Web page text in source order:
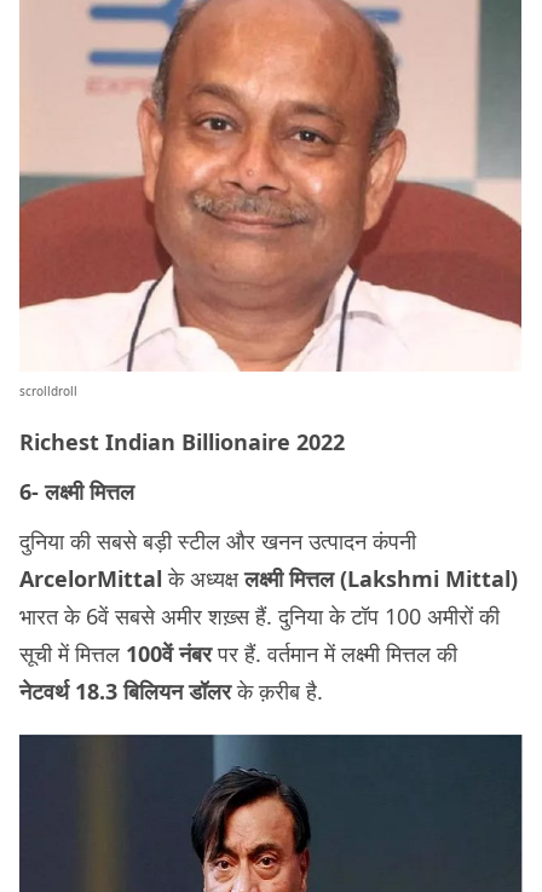
scrolldroll
Richest Indian Billionaire 2022
6- लक्ष्मी मित्तल
दुनिया की सबसे बड़ी स्टील और खनन उत्पादन कंपनी
ArcelorMittalके अध्यक्षलक्ष्मी मित्तल (Lakshmi Mittal)
भारत के 6वें सबसे अमीर शख़्स हैं. दुनिया के टॉप 100 अमीरों की
सूची में मित्तल 100वें नंबरपर हैं. वर्तमान में लक्ष्मी मित्तल की
नेटवर्थ 18.3 बिलियन डॉलरके क़रीब है.